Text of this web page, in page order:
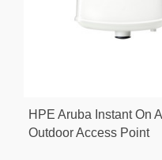
HPE Aruba Instant On
Outdoor Access Point